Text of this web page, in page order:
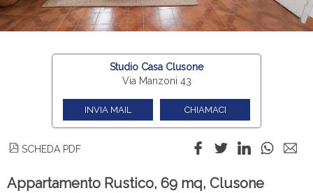
Studio Casa Clusone
Via Manzoni 43
INVIA MAIL CHIAMACI
SCHEDA PDF
Appartamento Rustico, 69 mq, Clusone